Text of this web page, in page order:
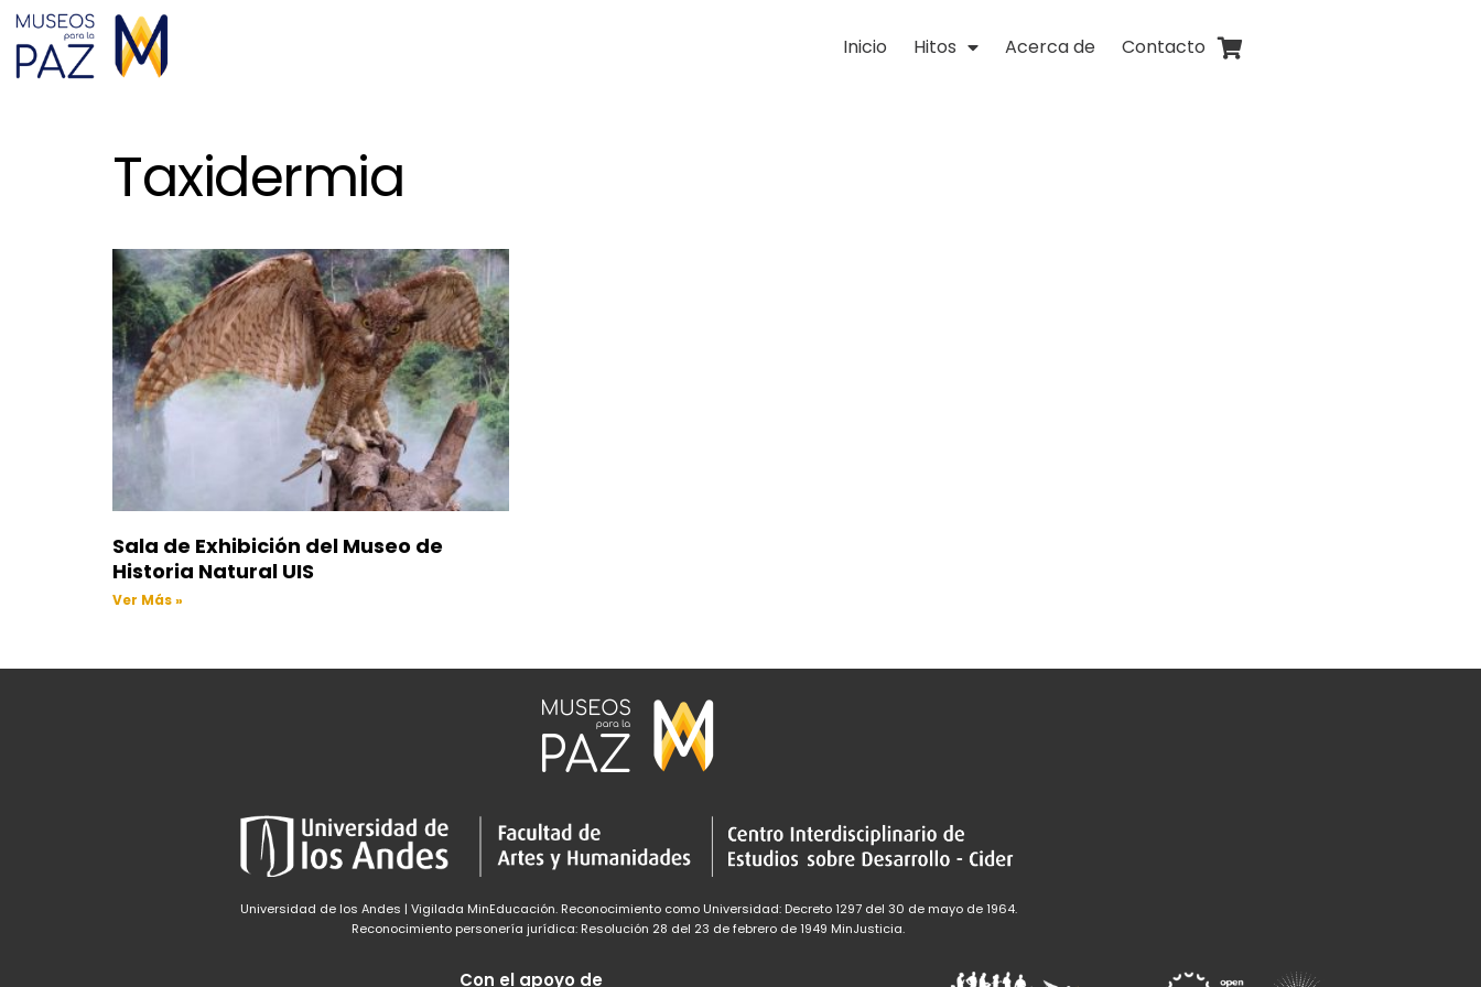
Inicio Hitos Acerca de Contacto
Taxidermia
Sala de Exhibición del Museo de
Historia Natural UIS
Ver Más »
Universidad de los Andes | Vigilada MinEducación. Reconocimiento como Universidad: Decreto 1297 del 30 de mayo de 1964.
Reconocimiento personería jurídica: Resolución 28 del 23 de febrero de 1949 MinJusticia.
Con el apoyo de